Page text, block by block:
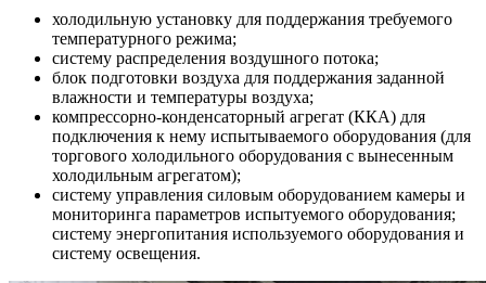
холодильную установку для поддержания требуемого
температурного режима;
систему распределения воздушного потока;
блок подготовки воздуха для поддержания заданной
влажности и температуры воздуха;
компрессорно-конденсаторный агрегат (ККА) для
подключения к нему испытываемого оборудования (для
торгового холодильного оборудования с вынесенным
холодильным агрегатом);
систему управления силовым оборудованием камеры и
мониторинга параметров испытуемого оборудования;
систему энергопитания используемого оборудования и
систему освещения.